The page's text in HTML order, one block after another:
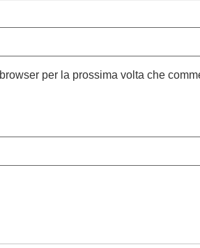
per la prossima volta che